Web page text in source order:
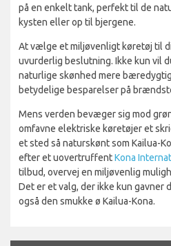
på en enkelt tank, perfekt til de
kysten eller op til bjergene.
At vælge et miljøvenligt køretøj til
uvurderlig beslutning. Ikke kun vil
naturlige skønhed mere
betydelige besparelser på
Mens verden bevæger sig mod
omfavne elektriske køretøjer et
et sted så naturskønt som Kailua-
efter et uovertruffentKona
tilbud, overvej en miljøvenlig
Det er et valg, der ikke kun gavner
også den smukke ø Kailua-Kona.